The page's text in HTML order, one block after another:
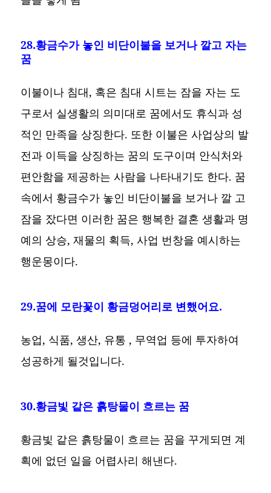
28.황금수가 놓인 비단이불을 보거나 깔고 자는
꿈
이불이나 침대, 혹은 침대 시트는 잠을 자는 도
구로서 실생활의 의미대로 꿈에서도 휴식과 성
적인 만족을 상징한다. 또한 이불은 사업상의 발
전과 이득을 상징하는 꿈의 도구이며 안식처와
편안함을 제공하는 사람을 나타내기도 한다. 꿈
속에서 황금수가 놓인 비단이불을 보거나 깔 고
잠을 잤다면 이러한 꿈은 행복한 결혼 생활과 명
예의 상승, 재물의 획득, 사업 번창을 예시하는
행운몽이다.
29.꿈에 모란꽃이 황금덩어리로 변했어요.
농업, 식품, 생산, 유통 , 무역업 등에 투자하여
성공하게 될것입니다.
30.황금빛 같은 흙탕물이 흐르는 꿈
황금빛 같은 흙탕물이 흐르는 꿈을 꾸게되면 계
획에 없던 일을 어렵사리 해낸다.